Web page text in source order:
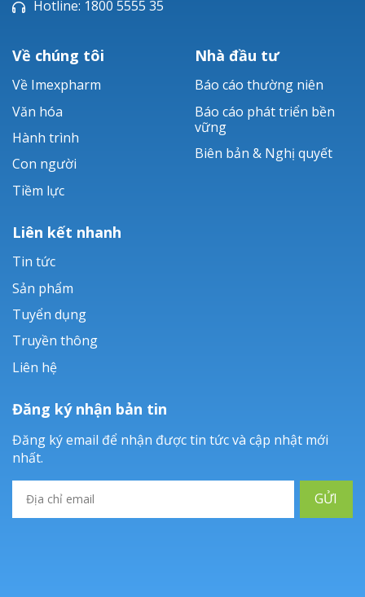
Bacsulfo®
Hotline: 1800 5555 35
Về chúng tôi
Về Imexpharm
Văn hóa
Hành trình
Con người
Tiềm lực
Nhà đầu tư
Báo cáo thường niên
Báo cáo phát triển bền
vững
Biên bản & Nghị quyết
Liên kết nhanh
Tin tức
Sản phẩm
Tuyển dụng
Truyền thông
Liên hệ
Đăng ký nhận bản tin
Đăng ký email để nhận được tin tức và cập nhật mới
nhất.
GỬI